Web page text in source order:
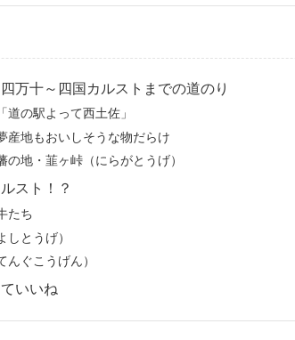
万十～四国カルストまでの道のり
道の駅よって西土佐」
産地もおいしそうな物だらけ
の地・韮ヶ峠（にらがとうげ）
スト！？
たち
とうげ）
んぐこうげん）
いいね